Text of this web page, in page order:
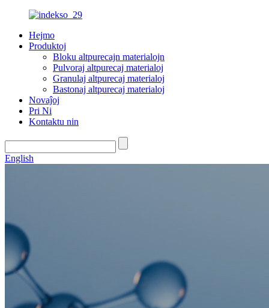
Hejmo
Produktoj
Bloku altpurecajn materialojn
Pulvoraj altpurecaj materialoj
Granulaj altpurecaj materialoj
Bastonaj altpurecaj materialoj
Novaĵoj
Pri Ni
Kontaktu nin
English